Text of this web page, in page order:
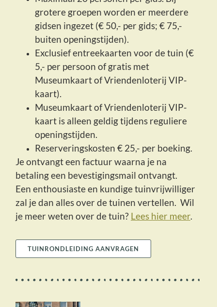
grotere groepen worden er meerdere
gidsen ingezet (€ 50,- per gids; € 75,-
buiten openingstijden).
Exclusief entreekaarten voor de tuin (€
5,- per persoon of gratis met
Museumkaart of Vriendenloterij VIP-
kaart).
Museumkaart of Vriendenloterij VIP-
kaart is alleen geldig tijdens reguliere
openingstijden.
Reserveringskosten € 25,- per boeking.
Je ontvangt een factuur waarna je na
betaling een bevestigingsmail ontvangt.
Een enthousiaste en kundige tuinvrijwilliger
zal je dan alles over de tuinen vertellen. Wil
je meer weten over de tuin? Lees hier meer.
TUINRONDLEIDING AANVRAGEN